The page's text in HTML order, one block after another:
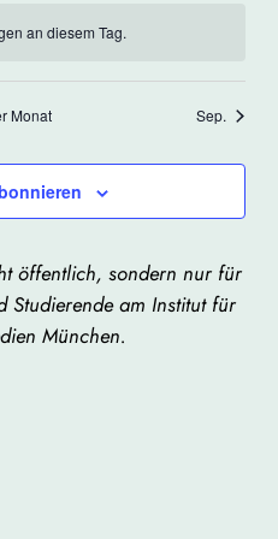
an diesem Tag.
Monat Sep.
öffentlich, sondern nur für
Studierende am Institut für
München.